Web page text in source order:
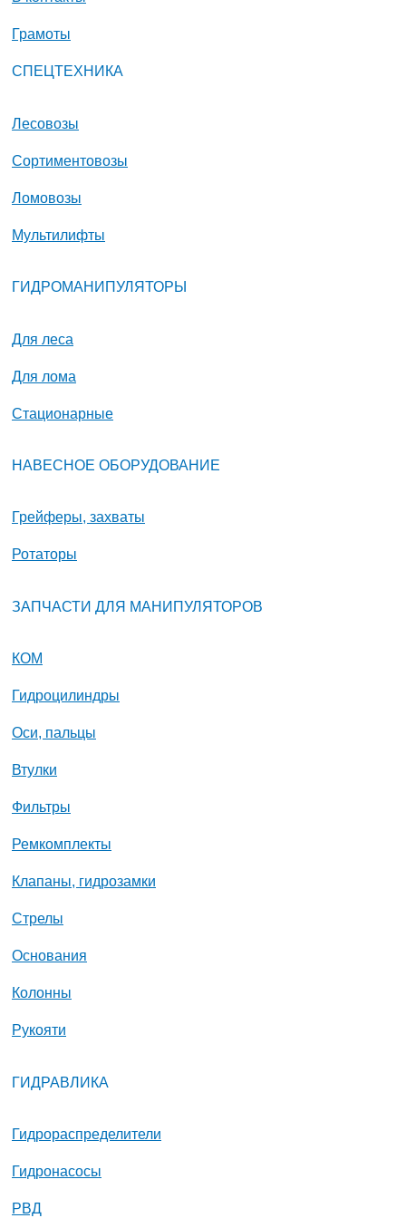
Грамоты
СПЕЦТЕХНИКА
Лесовозы
Сортиментовозы
Ломовозы
Мультилифты
ГИДРОМАНИПУЛЯТОРЫ
Для леса
Для лома
Стационарные
НАВЕСНОЕ ОБОРУДОВАНИЕ
Грейферы, захваты
Ротаторы
ЗАПЧАСТИ ДЛЯ МАНИПУЛЯТОРОВ
КОМ
Гидроцилиндры
Оси, пальцы
Втулки
Фильтры
Ремкомплекты
Клапаны, гидрозамки
Стрелы
Основания
Колонны
Рукояти
ГИДРАВЛИКА
Гидрораспределители
Гидронасосы
РВД